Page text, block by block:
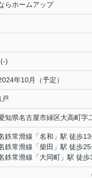
らホームアップ
)
年10月（予定）
戸
知県名古屋市緑区大高町字
鉄常滑線 「名和 」駅 徒歩
鉄常滑線 「柴田 」駅 徒歩
鉄常滑線 「大同町 」駅 徒